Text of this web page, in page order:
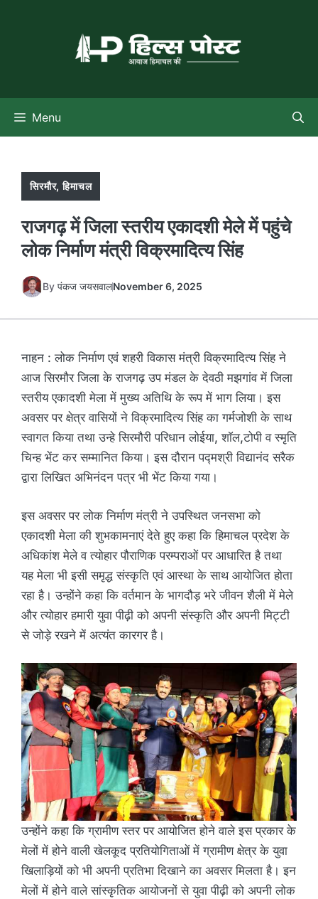
Menu
सिरमौर,हिमाचल
राजगढ़ में जिला स्तरीय एकादशी मेले में पहुंचे
लोक निर्माण मंत्री विक्रमादित्य सिंह
By पंकज जयसवालNovember 6, 2025
नाहन : लोक निर्माण एवं शहरी विकास मंत्री विक्रमादित्य सिंह ने
आज सिरमौर जिला के राजगढ़ उप मंडल के देवठी मझगांव में जिला
स्तरीय एकादशी मेला में मुख्य अतिथि के रूप में भाग लिया। इस
अवसर पर क्षेत्र वासियों ने विक्रमादित्य सिंह का गर्मजोशी के साथ
स्वागत किया तथा उन्हे सिरमौरी परिधान लोईया, शाॅल,टोपी व स्मृति
चिन्ह भेंट कर सम्मानित किया। इस दौरान पद्मश्री विद्यानंद सरैक
द्वारा लिखित अभिनंदन पत्र भी भेंट किया गया।
इस अवसर पर लोक निर्माण मंत्री ने उपस्थित जनसभा को
एकादशी मेला की शुभकामनाएं देते हुए कहा कि हिमाचल प्रदेश के
अधिकांश मेले व त्योहार पौराणिक परम्पराओं पर आधारित है तथा
यह मेला भी इसी समृद्ध संस्कृति एवं आस्था के साथ आयोजित होता
रहा है। उन्होंने कहा कि वर्तमान के भागदौड़ भरे जीवन शैली में मेले
और त्योहार हमारी युवा पीढ़ी को अपनी संस्कृति और अपनी मिट्टी
से जोड़े रखने में अत्यंत कारगर है।
उन्होंने कहा कि ग्रामीण स्तर पर आयोजित होने वाले इस प्रकार के
मेलों में होने वाली खेलकूद प्रतियोगिताओं में ग्रामीण क्षेत्र के युवा
खिलाड़ियों को भी अपनी प्रतिभा दिखाने का अवसर मिलता है। इन
मेलों में होने वाले सांस्कृतिक आयोजनों से युवा पीढ़ी को अपनी लोक